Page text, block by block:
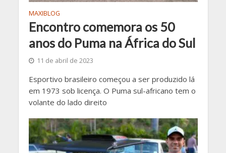
MAXIBLOG
Encontro comemora os 50
anos do Puma na África do Sul
11 de abril de 2023
Esportivo brasileiro começou a ser produzido lá
em 1973 sob licença. O Puma sul-africano tem o
volante do lado direito